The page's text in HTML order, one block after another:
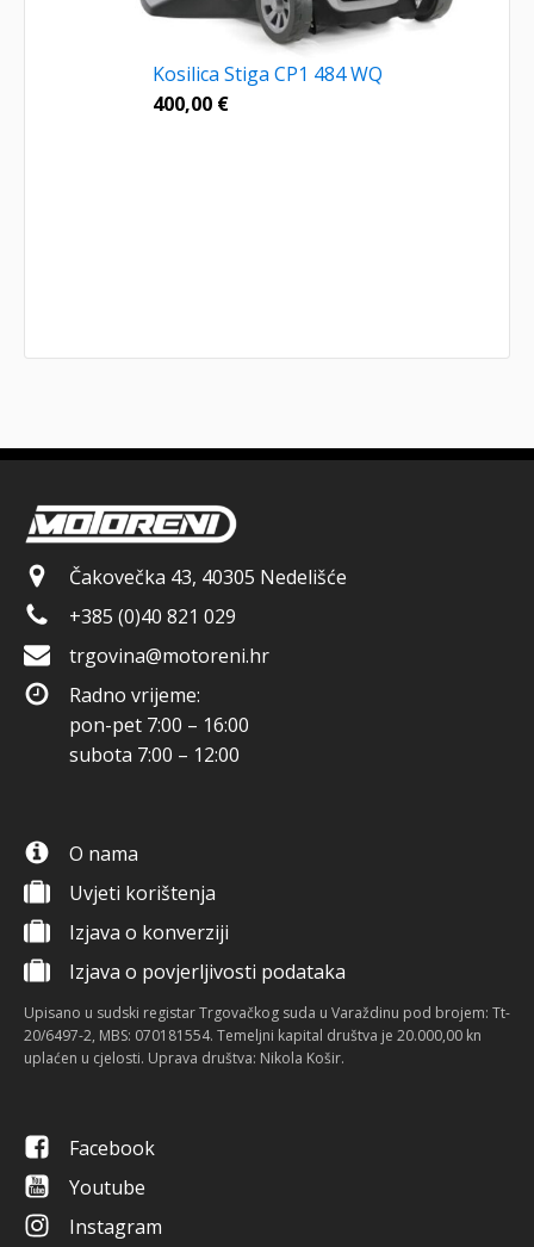
Kosilica Stiga CP1 484 WQ
400,00 €
Čakovečka 43, 40305 Nedelišće
+385 (0)40 821 029
trgovina@motoreni.hr
Radno vrijeme:
pon-pet 7:00 – 16:00
subota 7:00 – 12:00
O nama
Uvjeti korištenja
Izjava o konverziji
Izjava o povjerljivosti podataka
Upisano u sudski registar Trgovačkog suda u Varaždinu pod brojem: Tt-
20/6497-2, MBS: 070181554. Temeljni kapital društva je 20.000,00 kn
uplaćen u cjelosti. Uprava društva: Nikola Košir.
Facebook
Youtube
Instagram